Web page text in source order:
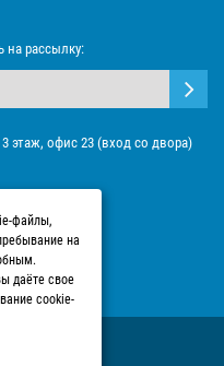
на рассылку:
этаж, офис 23 (вход со двора)
файлы,
на
даёте свое
cookie-